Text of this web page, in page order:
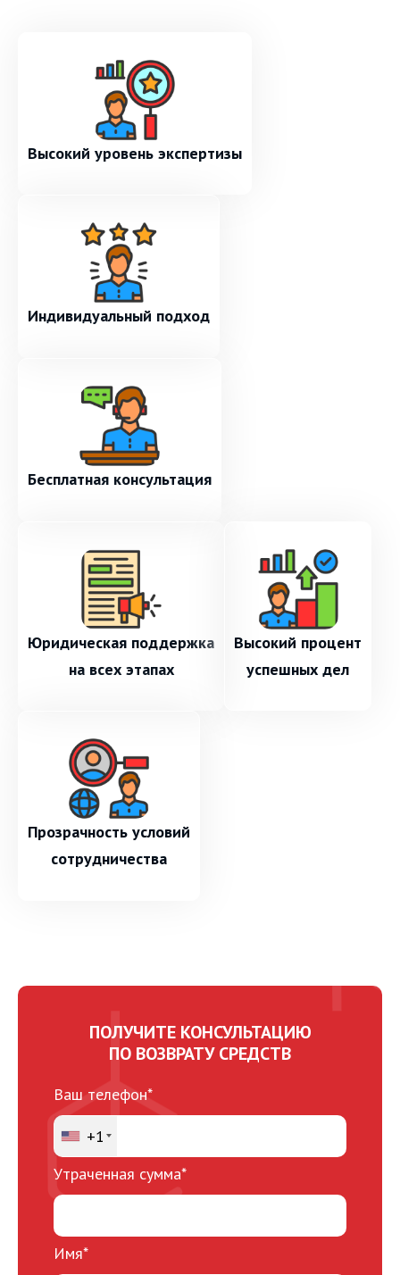
Высокий уровень экспертизы
Индивидуальный подход
Бесплатная консультация
Юридическая поддержка
на всех этапах
Высокий процент
успешных дел
Прозрачность условий
сотрудничества
ПОЛУЧИТЕ КОНСУЛЬТАЦИЮ
ПО ВОЗВРАТУ СРЕДСТВ
Ваш телефон*
+1
Утраченная сумма*
Имя*